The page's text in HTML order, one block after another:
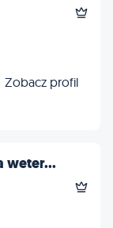
Zobacz profil
weter...